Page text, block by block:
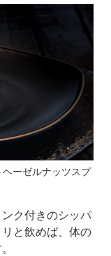
ヘーゼルナッツスプ
ク付きのシッパ
と飲めば、体の